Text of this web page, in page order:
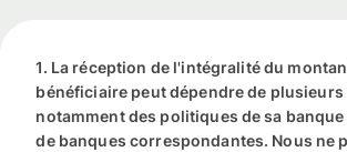
1. La réception de l'intégralité du
bénéficiaire peut dépendre de
notamment des politiques de sa banque
de banques correspondantes. Nous ne